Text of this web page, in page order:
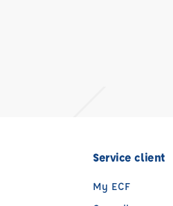
Service client
My ECF